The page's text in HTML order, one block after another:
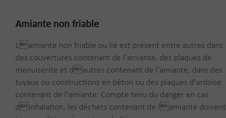
Amiante non friable
Lamiante non friable ou lié est présent entre autres dans
des couvertures contenant de l'amiante, des plaques de
menuiserite et dautres contenant de l'amiante, dans des
tuyaux ou constructions en béton ou des plaques d'ardoise
contenant de l'amiante. Compte tenu du danger en cas
dinhalation, les déchets contenant de lamiante doivent